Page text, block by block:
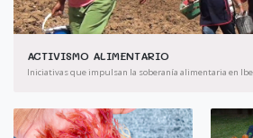
ACTIVISMO ALIMENTARIO
Iniciativas que impulsan la soberanía alimentaria en